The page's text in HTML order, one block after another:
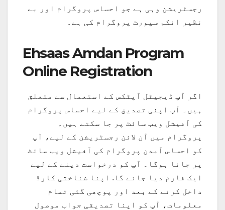
رجسٹریشن وہی ہے جو احساس پروگرام اور بے
نظیر انکم سپورٹ پروگرام کی ہے۔
Ehsaas Amdan Program
Online Registration
اگر آپ ڈیجیٹل آپٹکس کے استعمال سے متعلق
ہیں۔ آپ اپنی تصدیق کے لیے احساس پروگرام
کی آفیشل ویب سائٹ پر جا سکتے ہیں۔
پروگرام میں آن لائن رجسٹریشن کے لیے، آپ
کو احساس آمدن پروگرام کی آفیشل ویب سائٹ
پر جانا ہوگا۔ آپ کو درخواست دینے کے لیے
ایک فارم دیا جائے گا. اپنا شناختی کارڈ
داخل کرنے کے بعد اور پوچھی گئی تمام
معلومات، آپ کو اپنا تصدیقی جواب موصول